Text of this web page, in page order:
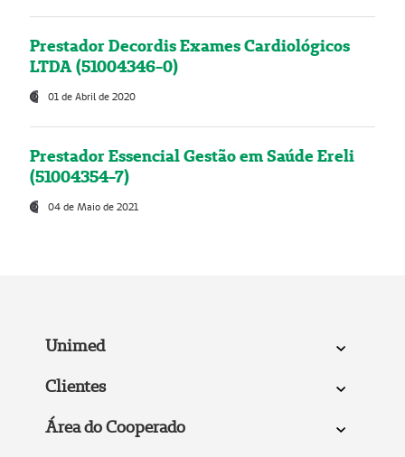
Prestador Decordis Exames Cardiológicos
LTDA (51004346-0)
01 de Abril de 2020
Prestador Essencial Gestão em Saúde Ereli
(51004354-7)
04 de Maio de 2021
Unimed
Clientes
Área do Cooperado